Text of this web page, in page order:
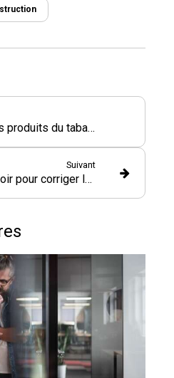
Accise sur les produits du tabac - 2025
Suivant
C2P : quelle date butoir pour corriger les facteurs de risques professionnels ?